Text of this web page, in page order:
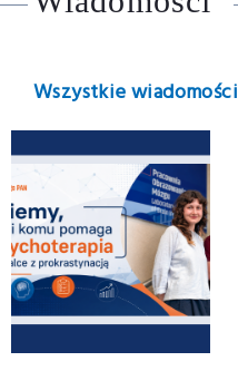
Wszystkie wiadomości